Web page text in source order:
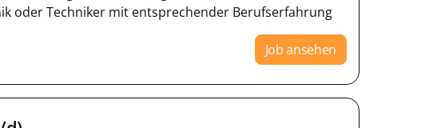
oder Techniker mit entsprechender Berufserfahrung
Job ansehen